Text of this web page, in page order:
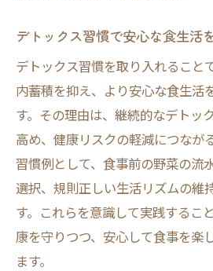
デトックス習慣で安心な食生活
デトックス習慣を取り入れること
内蓄積を抑え、より安心な食生活
す。その理由は、継続的なデトッ
高め、健康リスクの軽減につなが
習慣例として、食事前の野菜の流
選択、規則正しい生活リズムの維
す。これらを意識して実践するこ
康を守りつつ、安心して食事を楽
ます。